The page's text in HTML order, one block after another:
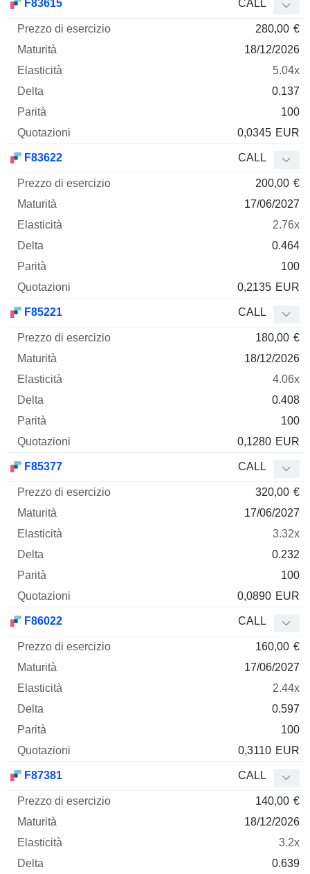
F83615 CALL
280,00 €
18/12/2026
5.04x
0.137
100
0,0345 EUR
F83622 CALL
200,00 €
17/06/2027
2.76x
0.464
100
0,2135 EUR
F85221 CALL
180,00 €
18/12/2026
4.06x
0.408
100
0,1280 EUR
F85377 CALL
320,00 €
17/06/2027
3.32x
0.232
100
0,0890 EUR
F86022 CALL
160,00 €
17/06/2027
2.44x
0.597
100
0,3110 EUR
F87381 CALL
140,00 €
18/12/2026
3.2x
0.639